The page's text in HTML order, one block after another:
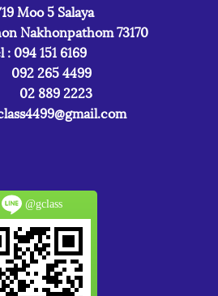
Moo 5 Salaya
Nakhonpathom 73170
: 094 151 6169
265 4499
889 2223
@gclass